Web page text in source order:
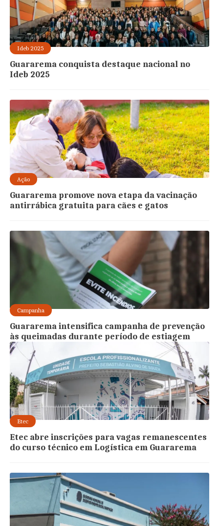
Ideb 2025
Guararema conquista destaque nacional no
Ideb 2025
Ação
Guararema promove nova etapa da vacinação
antirrábica gratuita para cães e gatos
Campanha
Guararema intensifica campanha de prevenção
às queimadas durante período de estiagem
Etec
Etec abre inscrições para vagas remanescentes
do curso técnico em Logística em Guararema